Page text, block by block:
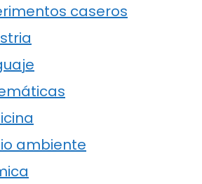
caseros
ambiente